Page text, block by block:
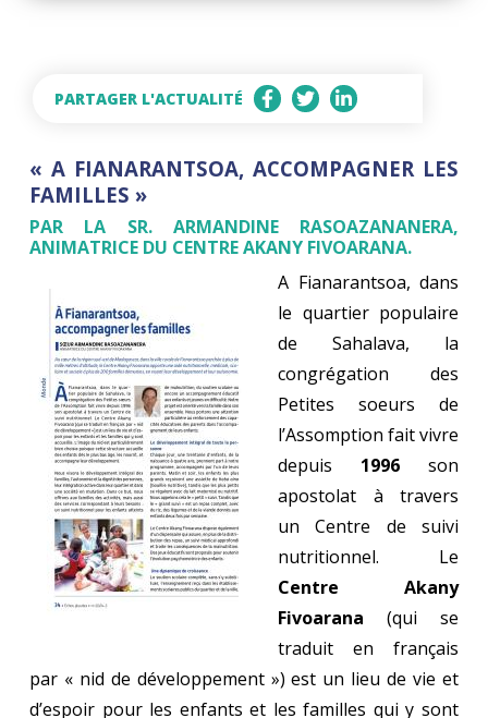
PARTAGER L'ACTUALITÉ
« A FIANARANTSOA, ACCOMPAGNER LES
FAMILLES »
PAR LA SR. ARMANDINE RASOAZANANERA,
ANIMATRICE DU CENTRE AKANY FIVOARANA.
A Fianarantsoa, dans
le quartier populaire
de Sahalava, la
congrégation des
Petites soeurs de
l’Assomption fait vivre
depuis 1996 son
apostolat à travers
un Centre de suivi
nutritionnel. Le
Centre Akany
Fivoarana (qui se
traduit en français
par « nid de développement ») est un lieu de vie et
d’espoir pour les enfants et les familles qui y sont